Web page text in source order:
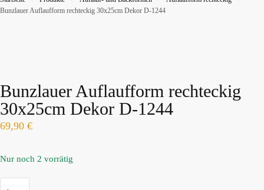
Bunzlauer Auflaufform rechteckig 30x25cm Dekor D-1244
Bunzlauer Auflaufform rechteckig
30x25cm Dekor D-1244
69,90 €
Nur noch 2 vorrätig